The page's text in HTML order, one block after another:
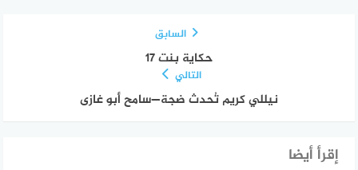
السابق
حكاية بنت ١٧
التالي
نيللي كريم تُحدث ضجة—سامح أبو غازى
إقرأ أيضا